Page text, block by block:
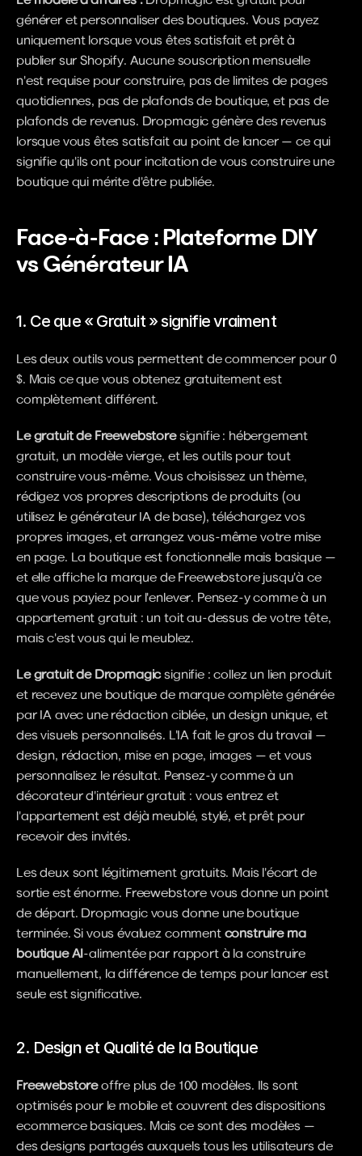
générer et personnaliser des boutiques. Vous payez
uniquement lorsque vous êtes satisfait et prêt à
publier sur Shopify. Aucune souscription mensuelle
n'est requise pour construire, pas de limites de pages
quotidiennes, pas de plafonds de boutique, et pas de
plafonds de revenus. Dropmagic génère des revenus
lorsque vous êtes satisfait au point de lancer — ce qui
signifie qu'ils ont pour incitation de vous construire une
boutique qui mérite d'être publiée.
Face-à-Face : Plateforme DIY
vs Générateur IA
1. Ce que « Gratuit » signifie vraiment
Les deux outils vous permettent de commencer pour 0
$. Mais ce que vous obtenez gratuitement est
complètement différent.
Le gratuit de Freewebstore signifie : hébergement
gratuit, un modèle vierge, et les outils pour tout
construire vous-même. Vous choisissez un thème,
rédigez vos propres descriptions de produits (ou
utilisez le générateur IA de base), téléchargez vos
propres images, et arrangez vous-même votre mise
en page. La boutique est fonctionnelle mais basique —
et elle affiche la marque de Freewebstore jusqu'à ce
que vous payiez pour l'enlever. Pensez-y comme à un
appartement gratuit : un toit au-dessus de votre tête,
mais c'est vous qui le meublez.
Le gratuit de Dropmagic signifie : collez un lien produit
et recevez une boutique de marque complète générée
par IA avec une rédaction ciblée, un design unique, et
des visuels personnalisés. L'IA fait le gros du travail —
design, rédaction, mise en page, images — et vous
personnalisez le résultat. Pensez-y comme à un
décorateur d'intérieur gratuit : vous entrez et
l'appartement est déjà meublé, stylé, et prêt pour
recevoir des invités.
Les deux sont légitimement gratuits. Mais l'écart de
sortie est énorme. Freewebstore vous donne un point
de départ. Dropmagic vous donne une boutique
terminée. Si vous évaluez comment construire ma
boutique AI-alimentée par rapport à la construire
manuellement, la différence de temps pour lancer est
seule est significative.
2. Design et Qualité de la Boutique
Freewebstore offre plus de 100 modèles. Ils sont
optimisés pour le mobile et couvrent des dispositions
ecommerce basiques. Mais ce sont des modèles —
des designs partagés auxquels tous les utilisateurs de